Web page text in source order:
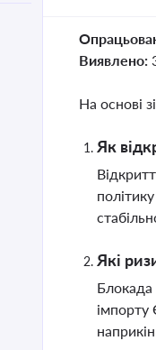
Виявлено:
На основі
Як
Які
Блокада
імпорту